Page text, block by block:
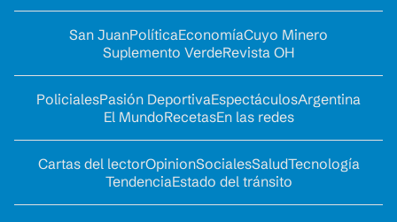
San JuanPolíticaEconomíaCuyo Minero
Suplemento VerdeRevista OH
PolicialesPasión DeportivaEspectáculosArgentina
El MundoRecetasEn las redes
Cartas del lectorOpinionSocialesSaludTecnología
TendenciaEstado del tránsito